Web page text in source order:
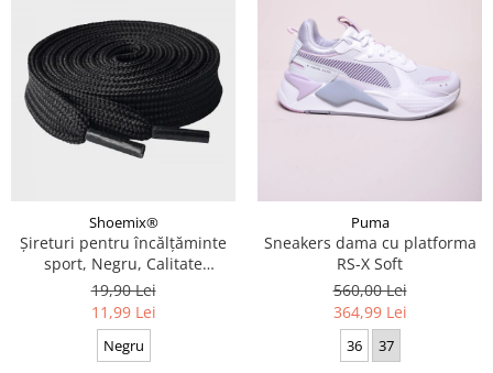
Shoemix®
Șireturi pentru încălțăminte
sport, Negru, Calitate
premium, 110 cm x 0.8 cm
19,90 Lei
11,99 Lei
Negru
Puma
Sneakers dama cu platforma
RS-X Soft
560,00 Lei
364,99 Lei
36 37